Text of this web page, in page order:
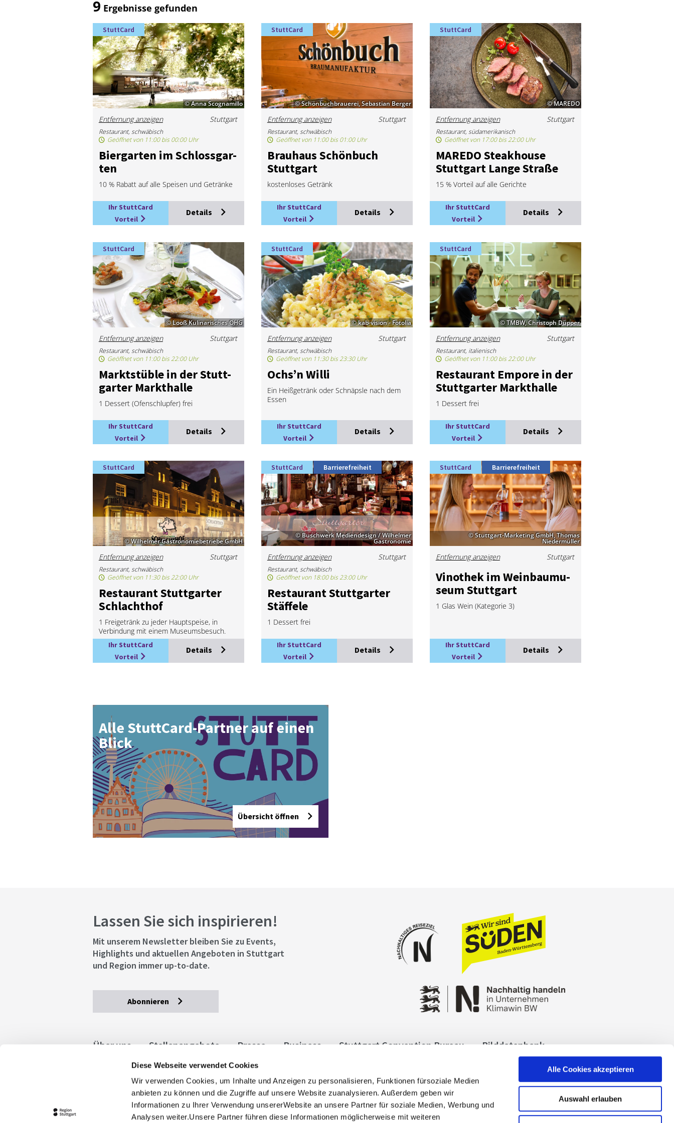
Diese Webseite verwendet Cookies
Wir verwenden Cookies, um Inhalte und Anzeigen zu personalisieren, Funktionen fürsoziale Medien
anbieten zu können und die Zugriffe auf unsere Website zuanalysieren. Außerdem geben wir
Informationen zu Ihrer Verwendung unsererWebsite an unsere Partner für soziale Medien, Werbung und
Analysen weiter.Unsere Partner führen diese Informationen möglicherweise mit weiteren
Alle Cookies akzeptieren
Auswahl erlauben
9 Ergebnisse gefunden
© Anna Scognamillo
StuttCard
Entfernung anzeigen Stuttgart
Bier­gar­ten im Schloss­gar­
ten
Restaurant, schwäbisch
Geöffnet von 11:00 bis 00:00 Uhr
10 % Rabatt auf alle Speisen und Getränke
Ihr StuttCard
Vorteil
Details
© Schönbuchbrauerei, Sebastian Berger
StuttCard
Entfernung anzeigen Stuttgart
Brau­haus Schön­buch
Stutt­gart
Restaurant, schwäbisch
Geöffnet von 11:00 bis 01:00 Uhr
kostenloses Getränk
Ihr StuttCard
Vorteil
Details
© MAREDO
StuttCard
Entfernung anzeigen Stuttgart
MA­RE­DO Steak­hou­se
Stutt­gart Lan­ge Stra­ße
Restaurant, südamerikanisch
Geöffnet von 17:00 bis 22:00 Uhr
15 % Vorteil auf alle Gerichte
Ihr StuttCard
Vorteil
Details
© Looß Kulinarisches OHG
StuttCard
Entfernung anzeigen Stuttgart
Markt­stüb­le in der Stutt­
gar­ter Markt­hal­le
Restaurant, schwäbisch
Geöffnet von 11:00 bis 22:00 Uhr
1 Dessert (Ofenschlupfer) frei
Ihr StuttCard
Vorteil
Details
© kab-vision - Fotolia
StuttCard
Entfernung anzeigen Stuttgart
Ochs’n Wil­li
Restaurant, schwäbisch
Geöffnet von 11:30 bis 23:30 Uhr
Ein Heißgetränk oder Schnäpsle nach dem
Essen
Ihr StuttCard
Vorteil
Details
© TMBW, Christoph Düpper
StuttCard
Entfernung anzeigen Stuttgart
Re­stau­rant Em­po­re in der
Stutt­gar­ter Markt­hal­le
Restaurant, italienisch
Geöffnet von 11:00 bis 22:00 Uhr
1 Dessert frei
Ihr StuttCard
Vorteil
Details
© Wilhelmer Gastronomiebetriebe GmbH
StuttCard
Entfernung anzeigen Stuttgart
Re­stau­rant Stutt­gar­ter
Schlacht­hof
Restaurant, schwäbisch
Geöffnet von 11:30 bis 22:00 Uhr
1 Freigetränk zu jeder Hauptspeise, in
Verbindung mit einem Museumsbesuch.
Ihr StuttCard
Vorteil
Details
© Buschwerk Mediendesign / Wilhelmer
Gastronomie
StuttCard Barrierefreiheit
Entfernung anzeigen Stuttgart
Re­stau­rant Stutt­gar­ter
Stäf­fe­le
Restaurant, schwäbisch
Geöffnet von 18:00 bis 23:00 Uhr
1 Dessert frei
Ihr StuttCard
Vorteil
Details
© Stuttgart-Marketing GmbH, Thomas
Niedermüller
StuttCard Barrierefreiheit
Entfernung anzeigen Stuttgart
Vi­no­thek im Wein­bau­mu­
se­um Stutt­gart
1 Glas Wein (Kategorie 3)
Ihr StuttCard
Vorteil
Details
Al­le Stutt­Card-Part­ner auf ei­nen
Blick
Übersicht öffnen
Lassen Sie sich inspirieren!
Mit unserem Newsletter bleiben Sie zu Events,
Highlights und aktuellen Angeboten in Stuttgart
und Region immer up-to-date.
Abonnieren
Über uns Stellenangebote Presse Business Stuttgart Convention Bureau
Bilddatenbank
Allgemeine Geschäftsbedingungen
stuttgart.de
Barrierefreiheit